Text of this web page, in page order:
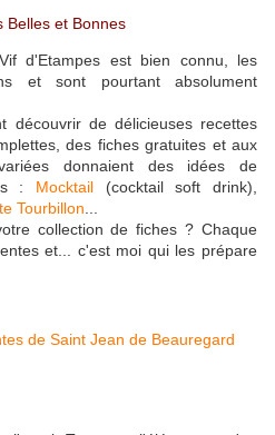
Belles et Bonnes
d'Etampes est bien connu, les
et sont pourtant absolument
découvrir de délicieuses recettes
des fiches gratuites et aux
donnaient des idées de
: Mocktail (cocktail soft drink),
Tourbillon
collection de fiches ? Chaque
et... c'est moi qui les prépare